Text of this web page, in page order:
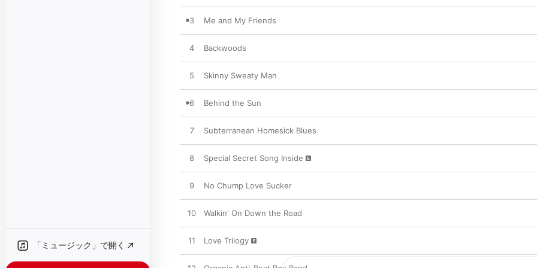
「ミュージック」で開く
3 Me and My Friends
4 Backwoods
5 Skinny Sweaty Man
6 Behind the Sun
7 Subterranean Homesick Blues
8 Special Secret Song Inside
9 No Chump Love Sucker
10 Walkin' On Down the Road
11 Love Trilogy